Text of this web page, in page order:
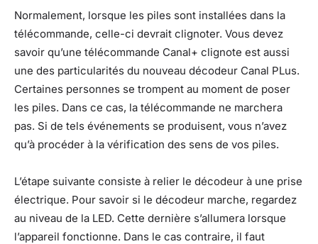
Normalement, lorsque les piles sont installées dans la
télécommande, celle-ci devrait clignoter. Vous devez
savoir qu’une télécommande Canal+ clignote est aussi
une des particularités du nouveau décodeur Canal PLus.
Certaines personnes se trompent au moment de poser
les piles. Dans ce cas, la télécommande ne marchera
pas. Si de tels événements se produisent, vous n’avez
qu’à procéder à la vérification des sens de vos piles.
L’étape suivante consiste à relier le décodeur à une prise
électrique. Pour savoir si le décodeur marche, regardez
au niveau de la LED. Cette dernière s’allumera lorsque
l’appareil fonctionne. Dans le cas contraire, il faut